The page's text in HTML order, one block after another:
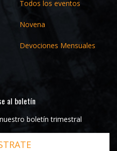
Todos los eventos
Novena
Devociones Mensuales
al boletín
boletín trimestral